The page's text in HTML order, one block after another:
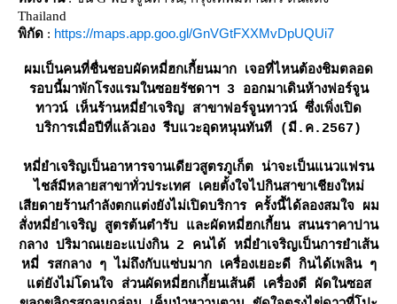
Thailand
พิกัด : https://maps.app.goo.gl/GnVGtFXXMvDpUQUi7
ผมเป็นคนที่ชื่นชอบผัดหมี่ฮกเกี้ยนมาก เจอที่ไหนต้องชิมตลอด
รอบนี้มาพักโรงแรมในซอยรัชดาฯ 3 ออกมาเดินห้างฟอร์จูน
ทาวน์ เห็นร้านหมี่ยำเจริญ สาขาฟอร์จูนทาวน์ ซึ่งเพิ่งเปิด
บริการเมื่อปีที่แล้วเอง รีบแวะอุดหนุนทันที (มี.ค.2567)
หมี่ยำเจริญเป็นอาหารจานเดียวสูตรภูเก็ต น่าจะเป็นแนวแฟรน
ไชส์มีหลายสาขาทั่วประเทศ เคยตั้งใจไปกินสาขาเชียงใหม่
เสียดายร้านกำลังตกแต่งยังไม่เปิดบริการ ครั้งนี้ได้ลองสมใจ ผม
สั่งหมี่ยำเจริญ สูตรต้นตำรับ และผัดหมี่ฮกเกี้ยน สนนราคาปาน
กลาง ปริมาณเยอะแบ่งกิน 2 คนได้ หมี่ยำเจริญเป็นการยำเส้น
หมี่ รสกลาง ๆ ไม่ถึงกับแซ่บมาก เครื่องเยอะดี กินได้เพลิน ๆ
ต่ยังไม่โดนใจ ส่วนผัดหมี่ฮกเกี้ยนเส้นดี เครื่องดี ผัดในซอส